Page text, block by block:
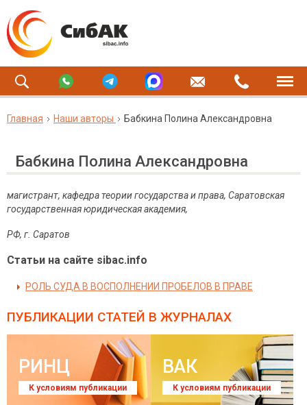
Главная Наши авторы Бабкина Полина Александровна
Бабкина Полина Александровна
магистрант, кафедра теории государства и права, Саратовская
государственная юридическая академия,
РФ, г. Саратов
Статьи на сайте sibac.info
РОЛЬ СУДА В ВОСПОЛНЕНИИ ПРОБЕЛОВ В ПРАВЕ
ПУБЛИКАЦИИ СТАТЕЙ В ЖУРНАЛАХ
РИНЦ
К условиям публикации
ВАК
К условиям публикации